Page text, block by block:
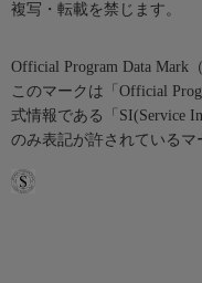
複写・転載を禁じます。
Official Program Data Mark
このマークは「Official
式情報である「SI(Service
のみ表記が許されているマ